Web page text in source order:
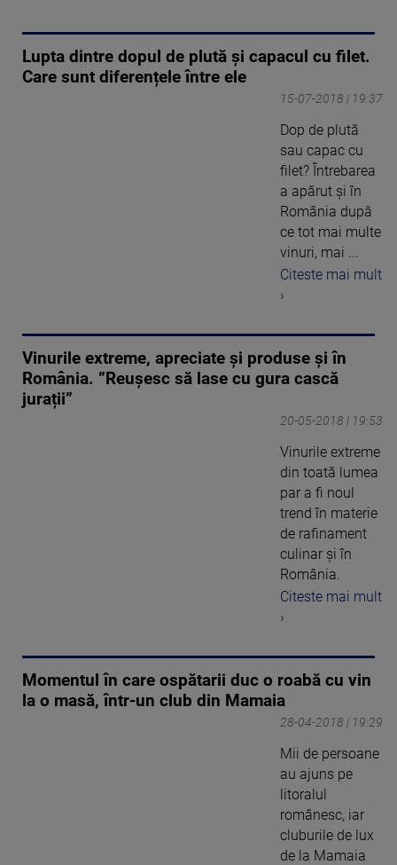
Lupta dintre dopul de plută și capacul cu filet.
Care sunt diferențele între ele
15-07-2018 | 19:37
Dop de plută
sau capac cu
filet? Întrebarea
a apărut și în
România după
ce tot mai multe
vinuri, mai ...
Citeste mai mult
›
Vinurile extreme, apreciate și produse și în
România. ”Reușesc să lase cu gura cască
jurații”
20-05-2018 | 19:53
Vinurile extreme
din toată lumea
par a fi noul
trend în materie
de rafinament
culinar şi în
România.
Citeste mai mult
›
Momentul în care ospătarii duc o roabă cu vin
la o masă, într-un club din Mamaia
28-04-2018 | 19:29
Mii de persoane
au ajuns pe
litoralul
românesc, iar
cluburile de lux
de la Mamaia